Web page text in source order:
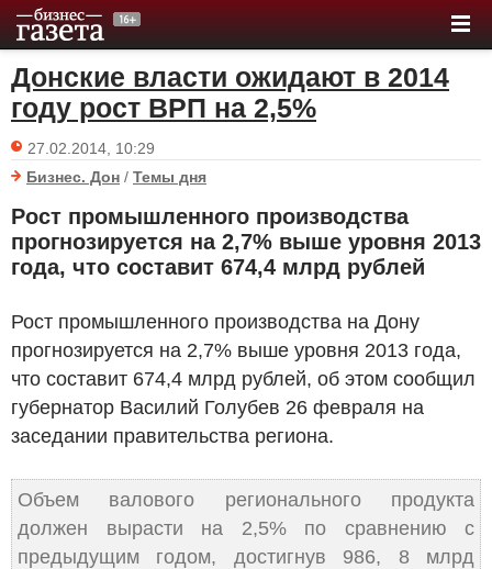
Донские власти ожидают в 2014
году рост ВРП на 2,5%
27.02.2014, 10:29
Бизнес. Дон / Темы дня
Рост промышленного производства
прогнозируется на 2,7% выше уровня 2013
года, что составит 674,4 млрд рублей
Рост промышленного производства на Дону
прогнозируется на 2,7% выше уровня 2013 года,
что составит 674,4 млрд рублей, об этом сообщил
губернатор Василий Голубев 26 февраля на
заседании правительства региона.
Объем валового регионального продукта
должен вырасти на 2,5% по сравнению с
предыдущим годом, достигнув 986, 8 млрд